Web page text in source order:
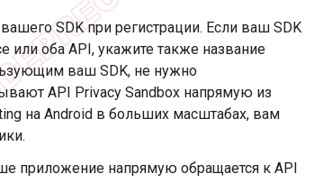
SDK при регистрации. Если ваш SDK
или оба API, укажите также название
ваш SDK, не нужно
API Privacy Sandbox напрямую из
на Android в больших масштабах, вам
приложение напрямую обращается к API